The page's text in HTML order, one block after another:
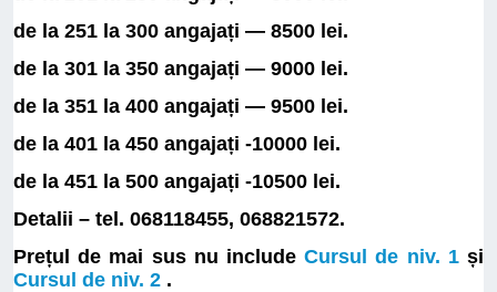
de la 251 la 300 angajați — 8500 lei.
de la 301 la 350 angajați — 9000 lei.
de la 351 la 400 angajați — 9500 lei.
de la 401 la 450 angajați -10000 lei.
de la 451 la 500 angajați -10500 lei.
Detalii – tel. 068118455, 068821572.
Prețul de mai sus nu includeCursul de niv. 1și
Cursul de niv. 2 .